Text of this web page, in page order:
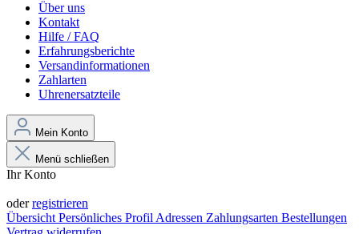
Über uns
Kontakt
Hilfe / FAQ
Erfahrungsberichte
Versandinformationen
Zahlarten
Uhrenersatzteile
Mein Konto
Menü schließen
Ihr Konto
oderregistrieren
Übersicht Persönliches Profil Adressen Zahlungsarten Bestellungen